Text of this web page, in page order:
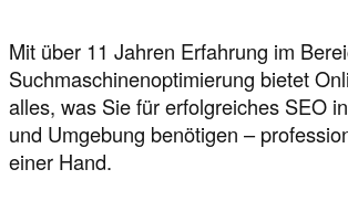
Mit über 11 Jahren Erfahrung im
Suchmaschinenoptimierung bietet
alles, was Sie für erfolgreiches SEO
und Umgebung benötigen –
einer Hand.